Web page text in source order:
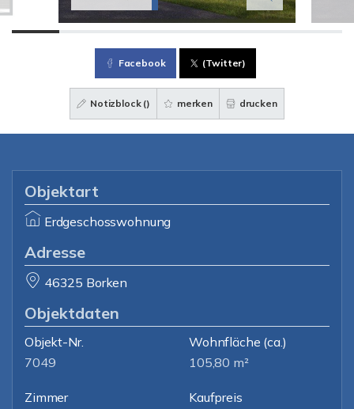
Facebook (Twitter)
Notizblock () merken drucken
Objektart
Erdgeschosswohnung
Adresse
46325 Borken
Objektdaten
Objekt-Nr.
7049
Wohnfläche (ca.)
105,80 m²
Zimmer
Kaufpreis